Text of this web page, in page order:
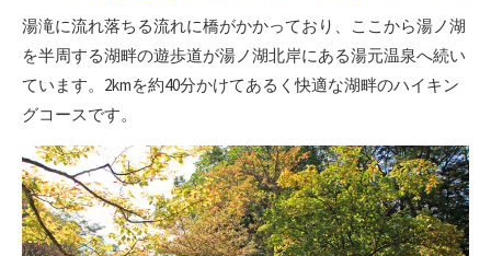
湯滝に流れ落ちる流れに橋がかかっており、ここから湯ノ湖
を半周する湖畔の遊歩道が湯ノ湖北岸にある湯元温泉へ続い
ています。2kmを約40分かけてあるく快適な湖畔のハイキン
グコースです。